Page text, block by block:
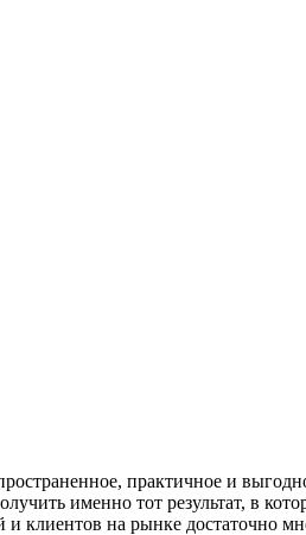
практичное и
именно тот результат, в
клиентов на рынке достаточно